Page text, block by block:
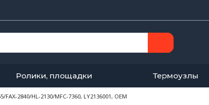
Ролики, площадки Термоузлы
2840/HL-2130/MFC-7360, LY2136001, OEM